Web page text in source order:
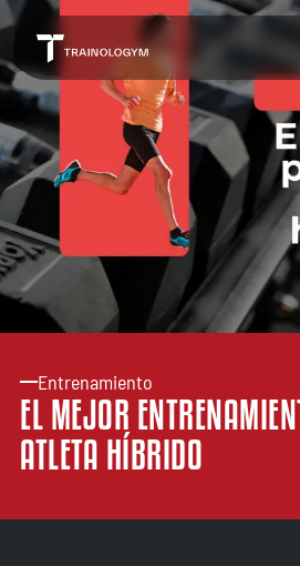
Entrenamiento
EL MEJOR
ATLETA HÍBRIDO